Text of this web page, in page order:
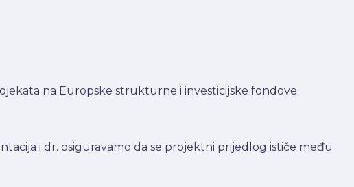
na Europske strukturne i investicijske fondove.
i dr. osiguravamo da se projektni prijedlog ističe među